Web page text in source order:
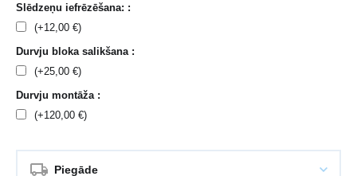
Slēdzeņu iefrēzēšana: :
(+12,00 €)
Durvju bloka salikšana :
(+25,00 €)
Durvju montāža :
(+120,00 €)
Piegāde